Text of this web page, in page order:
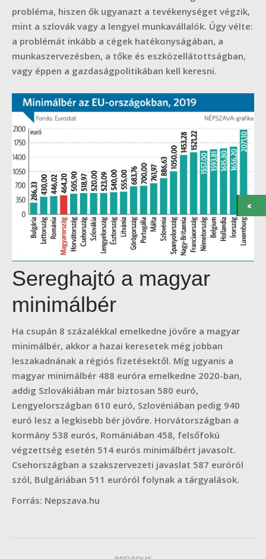
probléma, hiszen ők ugyanazt a tevékenységet végzik,
mint a szlovák vagy a lengyel munkavállalók. Úgy vélte:
a problémát inkább a cégek hatékonyságában, a
munkaszervezésben, a tőke és eszközellátottságban,
vagy éppen a gazdaságpolitikában kell keresni.
Sereghajtó a magyar
minimálbér
Ha csupán 8 százalékkal emelkedne jövőre a magyar
minimálbér, akkor a hazai keresetek még jobban
leszakadnának a régiós fizetésektől. Míg ugyanis a
magyar minimálbér 488 euróra emelkedne 2020-ban,
addig Szlovákiában már biztosan 580 euró,
Lengyelországban 610 euró, Szlovéniában pedig 940
euró lesz a legkisebb bér jövőre. Horvátországban a
kormány 538 eurós, Romániában 458, felsőfokú
végzettség esetén 514 eurós minimálbért javasolt.
Csehországban a szakszervezeti javaslat 587 euróról
szól, Bulgáriában 511 euróról folynak a tárgyalások.
Forrás: Nepszava.hu